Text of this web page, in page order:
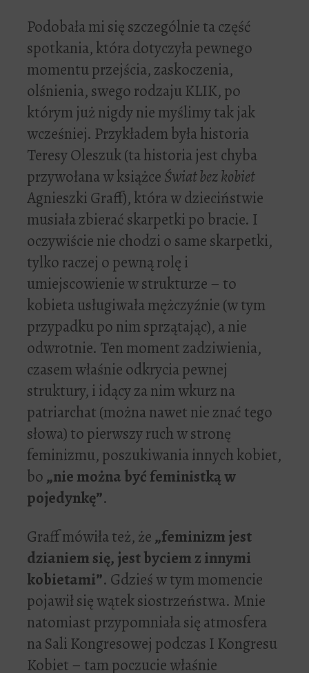
Podobała mi się szczególnie ta część
spotkania, która dotyczyła pewnego
momentu przejścia, zaskoczenia,
olśnienia, swego rodzaju KLIK, po
którym już nigdy nie myślimy tak jak
wcześniej. Przykładem była historia
Teresy Oleszuk (ta historia jest chyba
przywołana w książceŚwiat bez kobiet
Agnieszki Graff), która w dzieciństwie
musiała zbierać skarpetki po bracie. I
oczywiście nie chodzi o same skarpetki,
tylko raczej o pewną rolę i
umiejscowienie w strukturze – to
kobieta usługiwała mężczyźnie (w tym
przypadku po nim sprzątając), a nie
odwrotnie. Ten moment zadziwienia,
czasem właśnie odkrycia pewnej
struktury, i idący za nim wkurz na
patriarchat (można nawet nie znać tego
słowa) to pierwszy ruch w stronę
feminizmu, poszukiwania innych kobiet,
bo„nie można być feministką w
pojedynkę”.
Graff mówiła też, że„feminizm jest
dzianiem się, jest byciem z innymi
kobietami”. Gdzieś w tym momencie
pojawił się wątek siostrzeństwa. Mnie
natomiast przypomniała się atmosfera
na Sali Kongresowej podczas I Kongresu
Kobiet – tam poczucie właśnie